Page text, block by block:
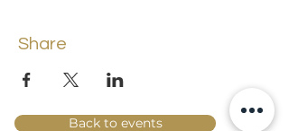
Share
Back to events